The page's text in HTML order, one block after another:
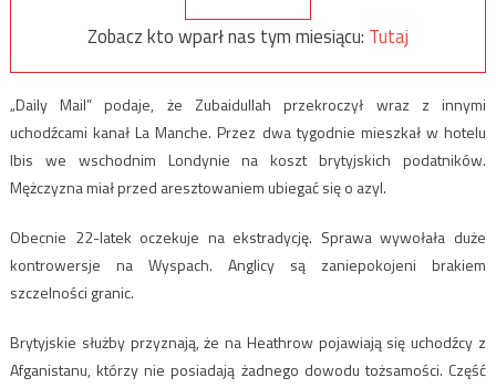
Zobacz kto wparł nas tym miesiącu: Tutaj
„Daily Mail” podaje, że Zubaidullah przekroczył wraz z innymi
uchodźcami kanał La Manche. Przez dwa tygodnie mieszkał w hotelu
Ibis we wschodnim Londynie na koszt brytyjskich podatników.
Mężczyzna miał przed aresztowaniem ubiegać się o azyl.
Obecnie 22-latek oczekuje na ekstradycję. Sprawa wywołała duże
kontrowersje na Wyspach. Anglicy są zaniepokojeni brakiem
szczelności granic.
Brytyjskie służby przyznają, że na Heathrow pojawiają się uchodźcy z
Afganistanu, którzy nie posiadają żadnego dowodu tożsamości. Część